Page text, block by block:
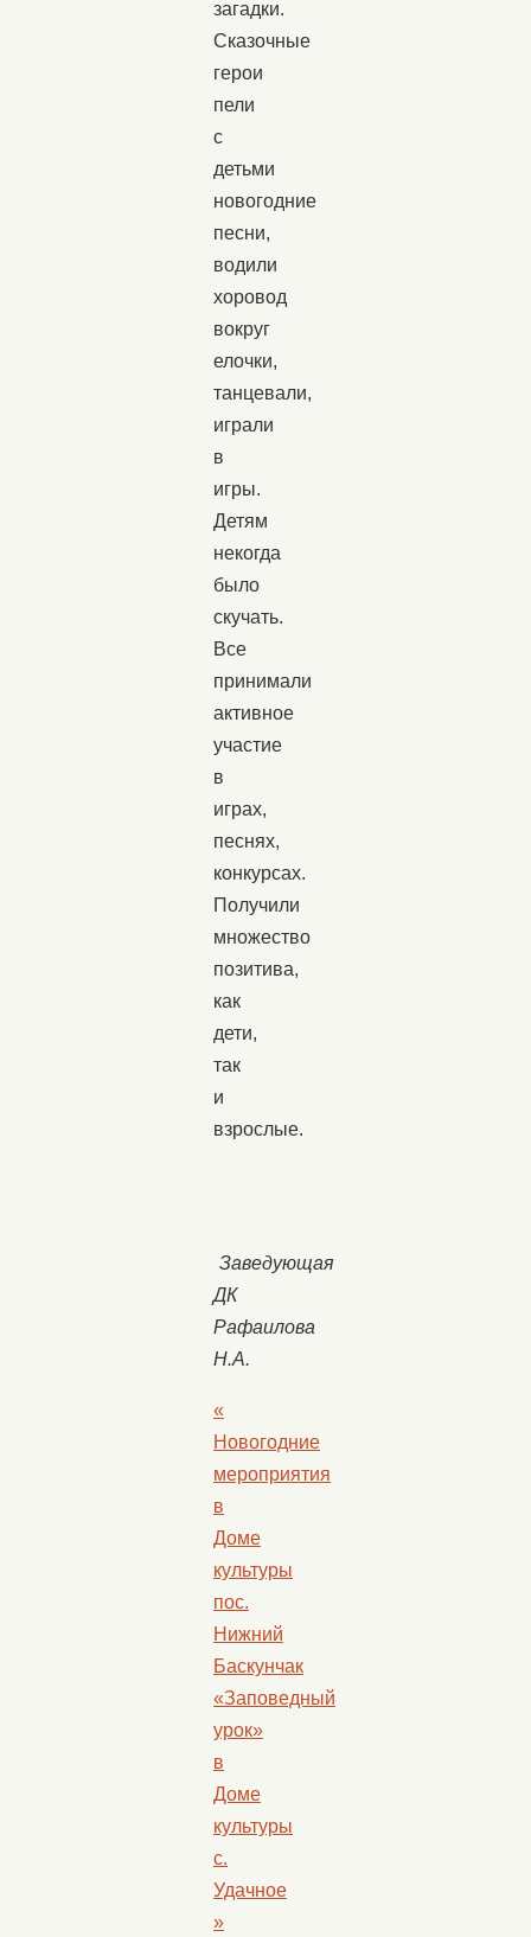
загадки.
Сказочные
герои
пели
с
детьми
новогодние
песни,
водили
хоровод
вокруг
елочки,
танцевали,
играли
в
игры.
Детям
некогда
было
скучать.
Все
принимали
активное
участие
в
играх,
песнях,
конкурсах.
Получили
множество
позитива,
как
дети,
так
и
взрослые.
Заведующая
ДК
Рафаилова
Н.А.
«
Новогодние
мероприятия
в
Доме
культуры
пос.
Нижний
Баскунчак
«Заповедный
урок»
в
Доме
культуры
с.
Удачное
»